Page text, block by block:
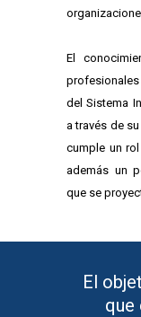
El
del Sistema
a través de
cumple un
además un
que se
El
que